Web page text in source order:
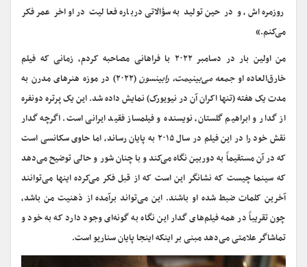
روزمره‌اش، و در حین تولید به سؤالاتی درباره فعالیت در اواخر عمر فکر
می‌کنم.»
من اولین بار در دسامبر ۲۰۲۲ با فراهانی مصاحبه کردم، زمانی که فیلم
خارق‌العاده اوجمعه می‌بینیمت، رابینسون
(۲۰۲۲) در موزه هنرهای مدرن به
مدت یک هفته (تنها اکران آن در نیویورک) نمایش داده شد. این یک پرتره دونفره
از گدار و ابراهیم گلستان، نویسنده و فیلمساز فقید ایرانی است. اگرچه گدار
نقش خود را در این فیلم در سال ۲۰۱۵ به پایان رساند، اما حاوی سکانسی است
که در آن مستقیماً به دوربین نگاه می‌کند و با چنان شور و حالی توضیح می‌دهد
که سینما چیست که نشانگر این است که از قبل فکر می‌کرده اینها می‌توانند
آخرین کلمات ضبط شده او باشند. این می‌تواند برآمده از ذهنیت من باشد،
چون تقریباً در همه فیلم‌های گدار این نگاه به گونه‌ای وجود دارد که به خود و
تماشاگر علامتی می‌دهد مبنی بر اینکه اینجا پایان سناریو است.